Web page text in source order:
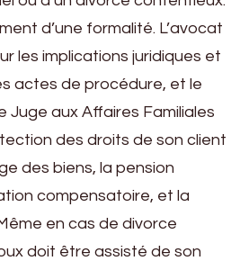
d’une formalité. L’avocat
les implications juridiques et
actes de procédure, et le
Juge aux Affaires Familiales
des droits de son client
des biens, la pension
compensatoire, et la
en cas de divorce
doit être assisté de son